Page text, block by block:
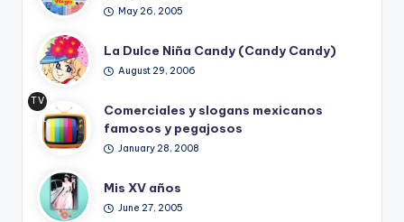
May 26, 2005
La Dulce Niña Candy (Candy Candy)
August 29, 2006
TV
Ret
ro
Comerciales y slogans mexicanos
famosos y pegajosos
January 28, 2008
Mis XV años
June 27, 2005